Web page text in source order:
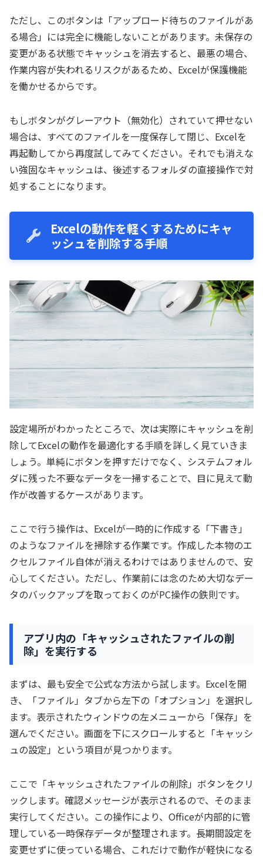
ただし、このボタンは「アップロード待ちのファイルがあ
る場合」には完全に機能しないことがあります。未保存の
変更がある状態でキャッシュを消去すると、最悪の場合、
作業内容が失われるリスクがあるため、Excelが保護機能
を働かせるからです。
もしボタンがグレーアウト（無効化）されていて押せない
場合は、すべてのファイルを一度保存して閉じ、Excelを
再起動してから再度試してみてください。それでも消えな
い強固なキャッシュは、後述するフォルダの直接操作で対
処することになります。
Excelの動作を軽くするためにキャ
ッシュを削除する手順
設定場所がわかったところで、次は実際にキャッシュを削
除してExcelの動作を最適化する手順を詳しく見ていきま
しょう。単純にボタンを押すだけでなく、システムフォル
ダに残った不要なデータを一掃することで、目に見えて動
作が改善するケースがあります。
ここで行う操作は、Excelが一時的に作成する「下書き」
のようなファイルを掃除する作業です。作成した本物のエ
クセルファイル自体が消えるわけではありませんので、安
心してください。ただし、作業前には念のため大切なデー
タのバックアップを取っておくのがPC操作の鉄則です。
アプリ内の「キャッシュされたファイルの削
除」を実行する
まずは、最も安全で公式な方法から試します。Excelを開
き、「ファイル」タブから左下の「オプション」を選択し
ます。表示されたウィンドウの左メニューから「保存」を
選んでください。画面を下にスクロールすると「キャッシ
ュの設定」という項目が見つかります。
ここで「キャッシュされたファイルの削除」ボタンをクリ
ックします。確認メッセージが表示されるので、そのまま
実行してください。この操作により、Officeが内部的に管
理している一時保存データが整理されます。長期間設定を
変更せずに使っている場合、これだけで動作が軽快になる